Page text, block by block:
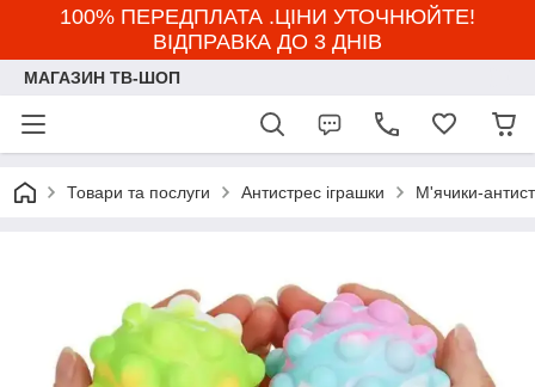
100% ПЕРЕДПЛАТА .ЦІНИ УТОЧНЮЙТЕ!
ВІДПРАВКА ДО 3 ДНІВ
МАГАЗИН ТВ-ШОП
Товари та послуги Антистрес іграшки М'ячики-